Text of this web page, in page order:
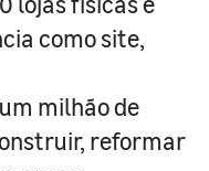
como site,
milhão de
reformar